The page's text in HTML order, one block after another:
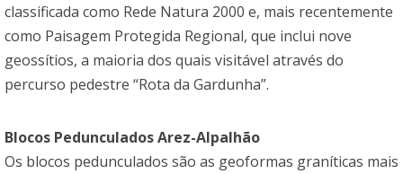
classificada como Rede Natura 2000 e, mais recentemente
como Paisagem Protegida Regional, que inclui nove
geossítios, a maioria dos quais visitável através do
percurso pedestre “Rota da Gardunha”.
Blocos Pedunculados Arez-Alpalhão
Os blocos pedunculados são as geoformas graníticas mais